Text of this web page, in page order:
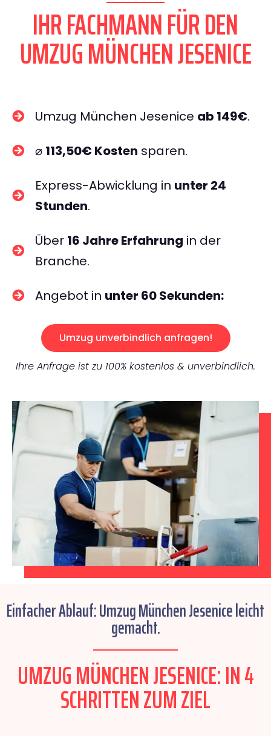
IHR FACHMANN FÜR DEN
UMZUG MÜNCHEN JESENICE
Umzug München Jesenice ab 149€.
⌀ 113,50€ Kosten sparen.
Express-Abwicklung in unter 24
Stunden.
Über 16 Jahre Erfahrung in der
Branche.
Angebot in unter 60 Sekunden:
Umzug unverbindlich anfragen!
Ihre Anfrage ist zu 100% kostenlos & unverbindlich.
Einfacher Ablauf: Umzug München Jesenice leicht
gemacht.
UMZUG MÜNCHEN JESENICE: IN 4
SCHRITTEN ZUM ZIEL